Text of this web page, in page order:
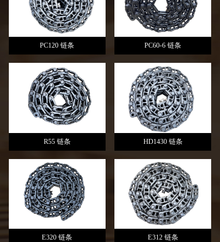
PC120 链条 PC60-6 链条
R55 链条 HD1430 链条
E320 链条 E312 链条